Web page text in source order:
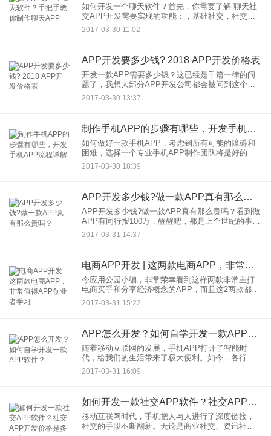
如何开发一个聊天软件？首先，你需要了解 聊天社
交APP开发需要实现的功能：，基础社交，社交基
本的需求就是可以发语音、发图片、发文字。目前
的一般通讯工具app开发都可以实现该功能。第二，
2017-03-30 11:02
APP开发要多少钱? 2018 APP开发价格表
开发一款APP需要多少钱？这已经是千篇一律的问
题了，我想大部分APP开发公司都会被问到这个问
题，并且非常期待能给他们一个具体数字。试想，
如果你是装潢老板，有人问你装修一个房子需要多
2017-03-30 13:37
制作手机APP的步骤有哪些，开发手机APP流程详解
如何做好一款手机APP，考虑到所有可能的障碍和
困难，选择一个专业手机APP制作团队将是好的选
择。下面我们通过讲解清晰的APP开发流程，从头
开始构建项目的所有阶段，了解将你的想法付诸实
2017-03-30 18:39
APP开发多少钱?做一款APP真有那么贵吗？
APP开发多少钱?做一款APP真有那么贵吗？看到做
APP有同行报100万，醒醒吧，那是上个世纪的事情
了。有些话不好说出口，但是事实就是如此。所有
的生意人都不会轻易透漏自己的低价，这样整个行
2017-03-31 14:37
电商APP开发 | 这两款电商APP，非常值得APP创业者学习
今应用公园小编，非常荣幸看到这样两款非常主打
电商买手和分享经济概念的APP，而且这2两款都属
于移动创业产品。也都隶属于创业公司。而且两款
APP产品的UI视觉界面也是非常不错的。值得APP
2017-03-31 15:22
APP怎么开发？如何自学开发一款APP软件？
随着移动互联网的发展，手机APP打开了智能时
代，给我们的生活带来了极大便利。如今，各行各
业都拥有独特的手机APP，手机APP也逐步超越网
站，成为企业的标配，大批移动互联网公司，本身
2017-03-31 16:09
如何开发一款社交APP软件？社交APP开发价格是多少？
移动互联网时代，手机把人与人进行了深度链接，
社交的手段不断翻新。无论是商业社交、资讯社